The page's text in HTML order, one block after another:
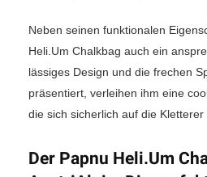
Neben seinen funktionalen
Heli.Um Chalkbag auch ein
lässiges Design und die frechen
präsentiert, verleihen ihm eine
die sich sicherlich auf die Kletterer
Der Papnu Heli.Um